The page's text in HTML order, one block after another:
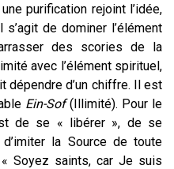
purification rejoint l’idée,
s’agit de dominer l’élément
des scories de la
avec l’élément spirituel,
dépendre d’un chiffre. Il est
Ein-Sof(Illimité). Pour le
de se « libérer », de se
la Source de toute
Soyez saints, car Je suis